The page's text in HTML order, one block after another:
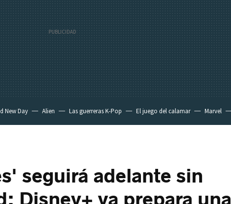
New Day Alien Las guerreras K-Pop El juego del calamar Marvel
seguirá adelante sin